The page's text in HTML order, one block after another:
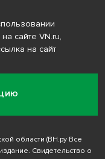
сайте VN.ru,
на сайт
области (ВН.ру Все
Свидетельство о